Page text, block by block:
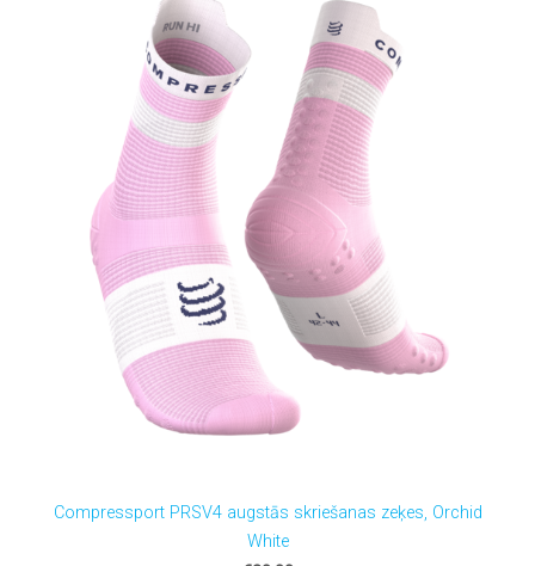
Compressport PRSV4 augstās skriešanas zeķes, Orchid
White